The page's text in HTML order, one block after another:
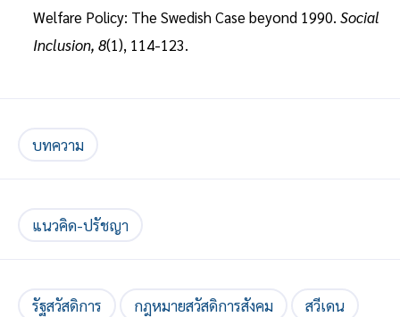
Welfare Policy: The Swedish Case beyond 1990. Social
Inclusion, 8(1), 114-123.
บทความ
แนวคิด-ปรัชญา
รัฐสวัสดิการ กฎหมายสวัสดิการสังคม
สวีเดน